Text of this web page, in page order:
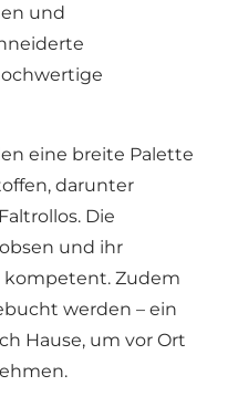
und
eine breite Palette
darunter
Die
und ihr
kompetent. Zudem
werden – ein
Hause, um vor Ort